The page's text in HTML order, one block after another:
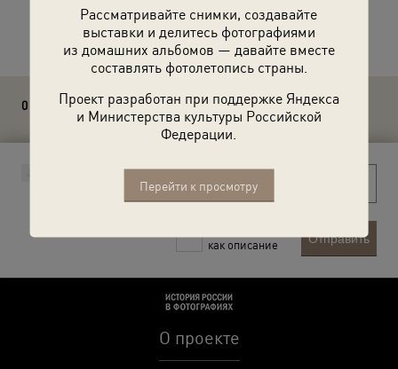
Рассматривайте снимки, создавайте
выставки и делитесь фотографиями
из домашних альбомов — давайте вместе
составлять фотолетопись страны.
Проект разработан при поддержке Яндекса
и Министерства культуры Российской
Федерации.
Перейти к просмотру
Расскажите друзьям об этом фото
0 комментариев
как описание
Отправить
О проекте